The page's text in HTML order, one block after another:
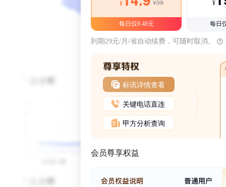
¥ ¥39
每日仅0.48元
¥
每日
到期29元/月/省自动续费，可随时取消。
标讯详情查看
关键电话直连
甲方分析查询
会员尊享权益